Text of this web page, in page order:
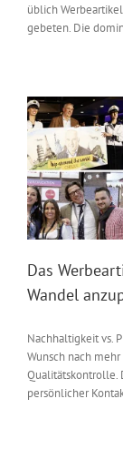
üblich
gebeten. Die
Das
Wandel
Nachhaltigkeit vs.
Wunsch nach
Qualitätskontrolle.
persönlicher